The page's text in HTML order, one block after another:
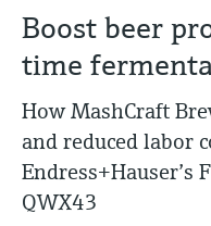
Level
액체 분석
온도 측정
Pressure
코리올리스 질량 유량
초음파 유량계
볼텍스 유량계
열 질량식 유량계
Vibronic point level
Guided radar level
Ultrasonic level
Capacitance level
Conductivity sensors
Turbidity sensors &
Chlorine sensors &
Oxygen sensors &
Industrial
써모웰
고온 온도계
위생 온도계
measurement
차압 변환기를 사용한
정
모두 쇼핑하기
프로세스 디스플레이
닛
전원 공급 장치 및 배리
WirelessHART 솔루션
Raman 분광 분석기
배출 모니터링 솔루션
입자 측정 계기
디지털 분석기 솔루션
Netilion Health
Netilion Analytics
Netilion Library
Netilion Inventory
서비스 지원 및 트레
유지보수 서비스
성능 최적화 서비스
View all
산업 프로젝트 관리
워런티 연장
원격 자산 모니터링
프로세스 계측 교육
On-site calibration
예방 유지보수 서비스
수리 서비스
검교정 주기 최적화
동적 설치 자산 분석
Water, Wastewater &
Oil & Gas / Marine
Life Sciences
화학: 지속가능한 성공
고객 지원 - 모든 서비스를 한
세요!
각종 운영 매뉴얼과 브로셔,
이트 사항, 동영상, 인증서를
배우기
생산 공장
핵심 역량
고객 성공 사례
뉴스 & 스토리
한국엔드레스하우저
2024년 경영성과
그룹 경영
연혁
Endress+Hauser Flow
Endress+Hauser Liquid
Endress+Hauser
Temperature+System
Cybersecurity
공정 자동화 프로젝트
My Endress+Hauser
전자 구매 시스템의 통
모든 기사
보도자료
엔드레스하우저 스토
미디어 라이브러리
세미나
전시회
웨비나
서밋
채용 기회
More job opportunities
Job opportunities at
사
소
개
Boost beer
time
How MashCraft
and reduced labor
QWX43